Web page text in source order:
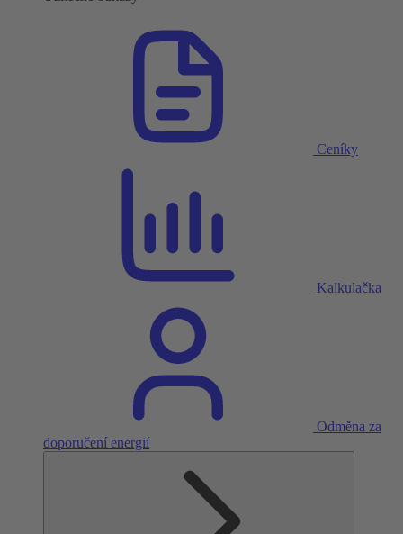
Ceníky
Kalkulačka
Odměna za
doporučení energií